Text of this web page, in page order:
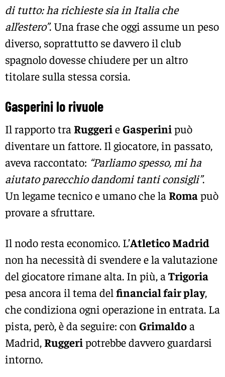
di tutto: ha richieste sia in Italia che
all’estero”. Una frase che oggi assume un peso
diverso, soprattutto se davvero il club
spagnolo dovesse chiudere per un altro
titolare sulla stessa corsia.
Gasperini lo rivuole
Il rapporto tra RuggerieGasperinipuò
diventare un fattore. Il giocatore, in passato,
aveva raccontato: “Parliamo spesso, mi ha
aiutato parecchio dandomi tanti consigli”.
Un legame tecnico e umano che la Romapuò
provare a sfruttare.
Il nodo resta economico. L’Atletico Madrid
non ha necessità di svendere e la valutazione
del giocatore rimane alta. In più, a Trigoria
pesa ancora il tema del financial fair play,
che condiziona ogni operazione in entrata. La
pista, però, è da seguire: con Grimaldoa
Madrid,Ruggeripotrebbe davvero guardarsi
intorno.